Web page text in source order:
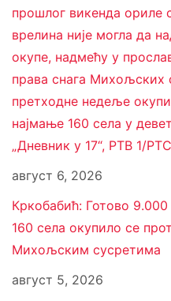
прошлог викенда ориле
врелина није могла да
окупе, надмећу у
права снага Михољских
претходне недеље
најмање 160 села у
„Дневник у 17“, РТВ 1/
август 6, 2026
Кркобабић: Готово
160 села окупило се
Михољским сусретима
август 5, 2026